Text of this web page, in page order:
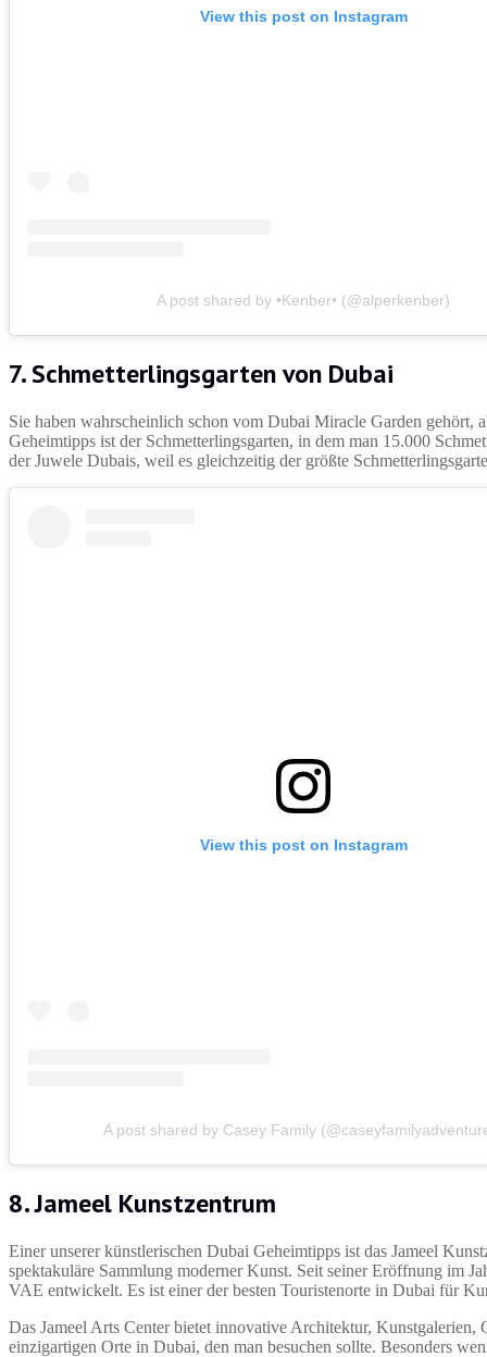
View this post on Instagram
A post shared by •Kenber• (@alperkenber)
7. Schmetterlingsgarten von Dubai
Sie haben wahrscheinlich schon vom Dubai Miracle Garden gehört,
Geheimtipps ist der Schmetterlingsgarten, in dem man 15.000
der Juwele Dubais, weil es gleichzeitig der größte
View this post on Instagram
A post shared by Casey Family
8. Jameel Kunstzentrum
Einer unserer künstlerischen Dubai Geheimtipps ist das Jameel
spektakuläre Sammlung moderner Kunst. Seit seiner Eröffnung im
VAE entwickelt. Es ist einer der besten Touristenorte in Dubai für
Das Jameel Arts Center bietet innovative Architektur,
einzigartigen Orte in Dubai, den man besuchen sollte. Besonders